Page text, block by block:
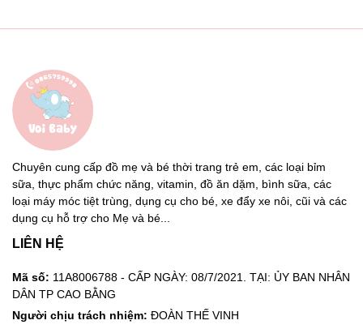
Chuyên cung cấp đồ mẹ và bé thời trang trẻ em, các loại bỉm
sữa, thực phẩm chức năng, vitamin, đồ ăn dặm, bình sữa, các
loại máy móc tiệt trùng, dụng cụ cho bé, xe đẩy xe nôi, cũi và các
dụng cụ hỗ trợ cho Mẹ và bé...
LIÊN HỆ
Mã số: 11A8006788 - CẤP NGÀY: 08/7/2021. TẠI: ỦY BAN NHÂN
DÂN TP CAO BẰNG
Người chịu trách nhiệm: ĐOÀN THẾ VINH